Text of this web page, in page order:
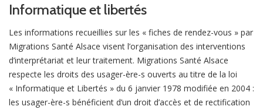
Informatique et libertés
Les informations recueillies sur les « fiches de rendez-vous » par
Migrations Santé Alsace visent l’organisation des interventions
d’interprétariat et leur traitement. Migrations Santé Alsace
respecte les droits des usager-ère-s ouverts au titre de la loi
« Informatique et Libertés » du 6 janvier 1978 modifiée en 2004 :
les usager-ère-s bénéficient d’un droit d’accès et de rectification